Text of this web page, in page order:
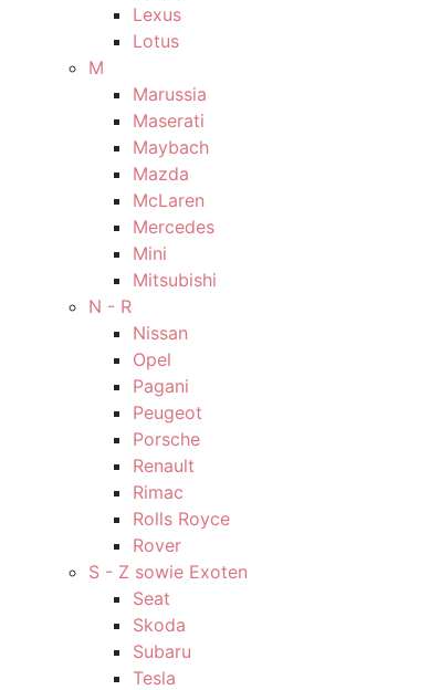
Lexus
Lotus
M
Marussia
Maserati
Maybach
Mazda
McLaren
Mercedes
Mini
Mitsubishi
N - R
Nissan
Opel
Pagani
Peugeot
Porsche
Renault
Rimac
Rolls Royce
Rover
S - Z sowie Exoten
Seat
Skoda
Subaru
Tesla